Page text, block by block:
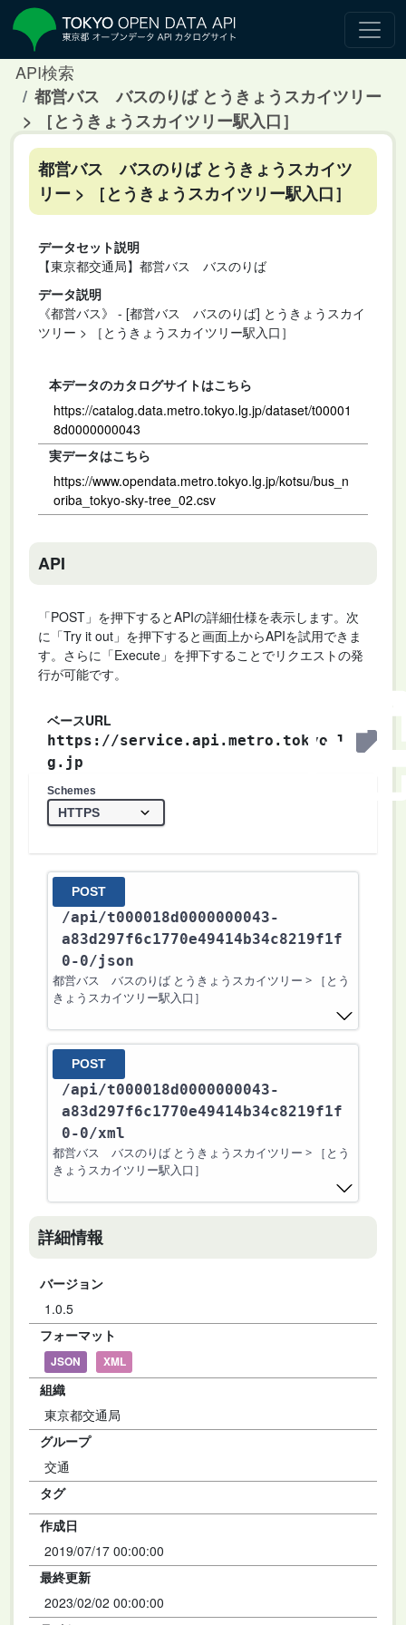
API検索
都営バス バスのりば とうきょうスカイツリー
> ［とうきょうスカイツリー駅入口］
都営バス バスのりば とうきょうスカイツ
リー > ［とうきょうスカイツリー駅入口］
データセット説明
【東京都交通局】都営バス バスのりば
データ説明
《都営バス》 - [都営バス バスのりば] とうきょうスカイ
ツリー > ［とうきょうスカイツリー駅入口］
本データのカタログサイトはこちら
https://catalog.data.metro.tokyo.lg.jp/dataset/t00001
8d0000000043
実データはこちら
https://www.opendata.metro.tokyo.lg.jp/kotsu/bus_n
oriba_tokyo-sky-tree_02.csv
API
「POST」を押下するとAPIの詳細仕様を表示します。次
に「Try it out」を押下すると画面上からAPIを試用できま
す。さらに「Execute」を押下することでリクエストの発
行が可能です。
ベースURL
https://service.api.metro.tokyo.l
g.jp
Schemes
POST
/api/t000018d0000000043-
a83d297f6c1770e49414b34c8219f1f
0-0/json
都営バス バスのりば とうきょうスカイツリー > ［とう
きょうスカイツリー駅入口］
POST
/api/t000018d0000000043-
a83d297f6c1770e49414b34c8219f1f
0-0/xml
都営バス バスのりば とうきょうスカイツリー > ［とう
きょうスカイツリー駅入口］
詳細情報
バージョン
1.0.5
フォーマット
JSON XML
組織
東京都交通局
グループ
交通
タグ
作成日
2019/07/17 00:00:00
最終更新
2023/02/02 00:00:00